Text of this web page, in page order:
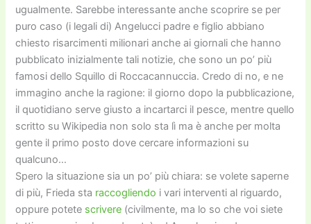
ugualmente. Sarebbe interessante anche scoprire se per
puro caso (i legali di) Angelucci padre e figlio abbiano
chiesto risarcimenti milionari anche ai giornali che hanno
pubblicato inizialmente tali notizie, che sono un po’ più
famosi dello Squillo di Roccacannuccia. Credo di no, e ne
immagino anche la ragione: il giorno dopo la pubblicazione,
il quotidiano serve giusto a incartarci il pesce, mentre quello
scritto su Wikipedia non solo sta lì ma è anche per molta
gente il primo posto dove cercare informazioni su
qualcuno…
Spero la situazione sia un po’ più chiara: se volete saperne
di più, Frieda sta raccogliendo i vari interventi al riguardo,
oppure potete scrivere (civilmente, ma lo so che voi siete